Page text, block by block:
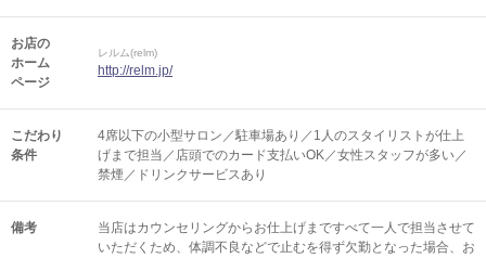
お店の
ホーム
ページ
レルム(relm)
http://relm.jp/
こだわり
条件
4席以下の小型サロン／駐車場あり／1人のスタイリストが仕上
げまで担当／店頭でのカード支払いOK／女性スタッフが多い／
禁煙／ドリンクサービスあり
備考
当店はカウンセリングからお仕上げまですべて一人で担当させて
いただくため、体調不良などで止むを得ず欠勤となった場合、お